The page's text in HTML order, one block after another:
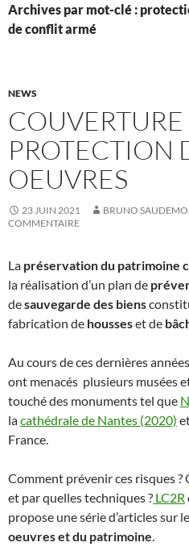
Archives par mot-clé :
de conflit armé
NEWS
COUVERTURE
PROTECTION
OEUVRES
23 JUIN 2021 BRUNO
COMMENTAIRE
La préservation du patrimoine
la réalisation d’un plan de
desauvegarde des biens
fabrication de housseset de
Au cours de ces dernières
ont menacés plusieurs musées
touché des monuments tel que
lacathédrale de Nantes (2020)
France.
Comment prévenir ces risques
et par quelles techniques ? LC2R
propose une série d’articles sur
oeuvres et du patrimoine